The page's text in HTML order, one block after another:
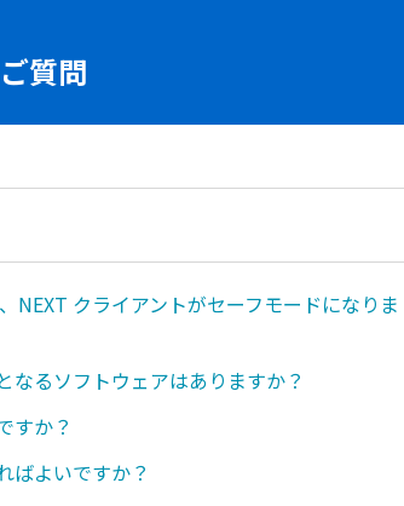
質問
NEXT クライアントがセーフモードになりま
なるソフトウェアはありますか？
すか？
ばよいですか？